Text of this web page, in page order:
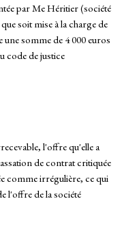
par Me Héritier (société
soit mise à la charge de
somme de 4 000 euros
code de justice
l'offre qu'elle a
de contrat critiquée
comme irrégulière, ce qui
l'offre de la société